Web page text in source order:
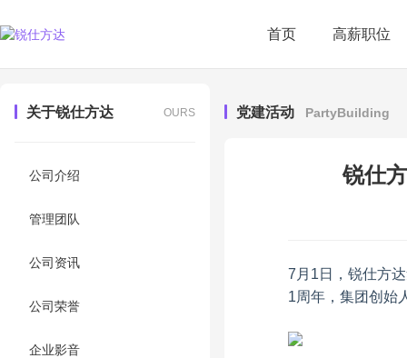
首页 高薪职位
关于锐仕方达 OURS
公司介绍
管理团队
公司资讯
公司荣誉
企业影音
党建活动 PartyBuilding
锐仕
7月1日，锐仕方
1周年，集团创始